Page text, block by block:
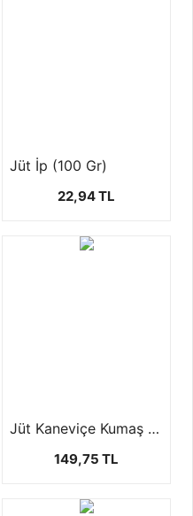
Jüt İp (100 Gr)
22,94 TL
Jüt Kaneviçe Kumaş En 150 cm
149,75 TL